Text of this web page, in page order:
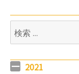
索:
2021